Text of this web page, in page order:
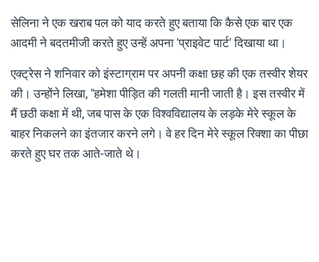
सेलिना ने एक खराब पल को याद करते हुए बताया कि कैसे एक बार एक
आदमी ने बदतमीजी करते हुए उन्हें अपना 'प्राइवेट पार्ट' दिखाया था।
एक्ट्रेस ने शनिवार को इंस्टाग्राम पर अपनी कक्षा छह की एक तस्वीर शेयर
की। उन्होंने लिखा, "हमेशा पीड़ित की गलती मानी जाती है। इस तस्वीर में
मैं छठी कक्षा में थी, जब पास के एक विश्वविद्यालय के लड़के मेरे स्कूल के
बाहर निकलने का इंतजार करने लगे। वे हर दिन मेरे स्कूल रिक्शा का पीछा
करते हुए घर तक आते-जाते थे।